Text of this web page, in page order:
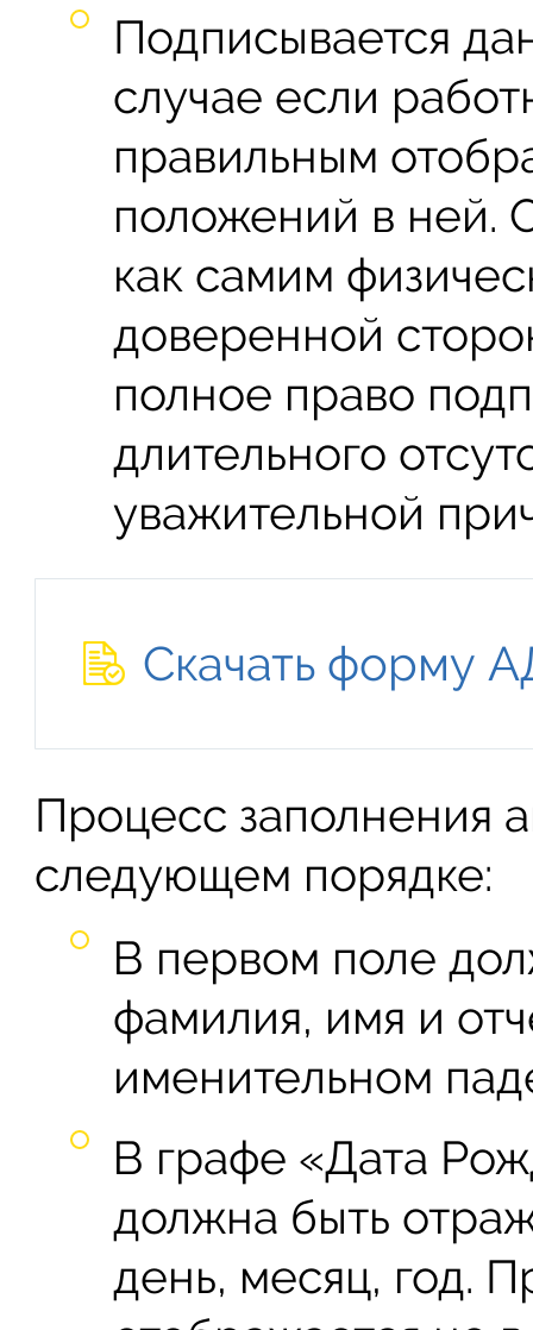
Подписывается
случае если
правильным
положений в ней.
как самим
доверенной
полное право
длительного
уважительной
Скачать форму
Процесс заполнения
следующем порядке:
В первом поле
фамилия, имя и
именительном
В графе «Дата
должна быть
день, месяц, год.